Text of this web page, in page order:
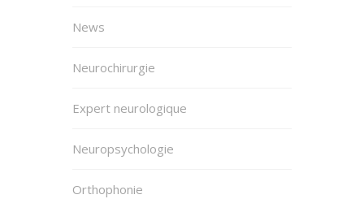
News
Neurochirurgie
Expert neurologique
Neuropsychologie
Orthophonie